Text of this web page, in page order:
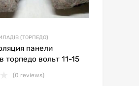
(ТОРПЕДО)
панели
торпедо вольт 11-15
(0 reviews)